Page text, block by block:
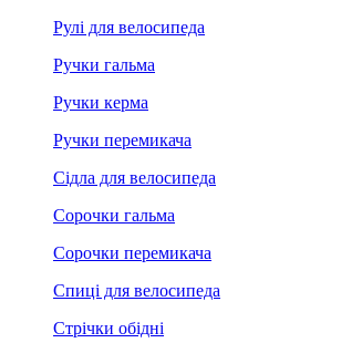
Рулі для велосипеда
Ручки гальма
Ручки керма
Ручки перемикача
Сідла для велосипеда
Сорочки гальма
Сорочки перемикача
Спиці для велосипеда
Стрічки обідні